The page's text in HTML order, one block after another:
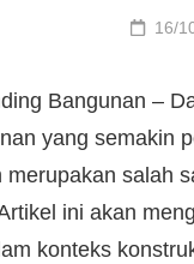
16/
Bangunan –
yang semakin
salah
ini akan
konteks